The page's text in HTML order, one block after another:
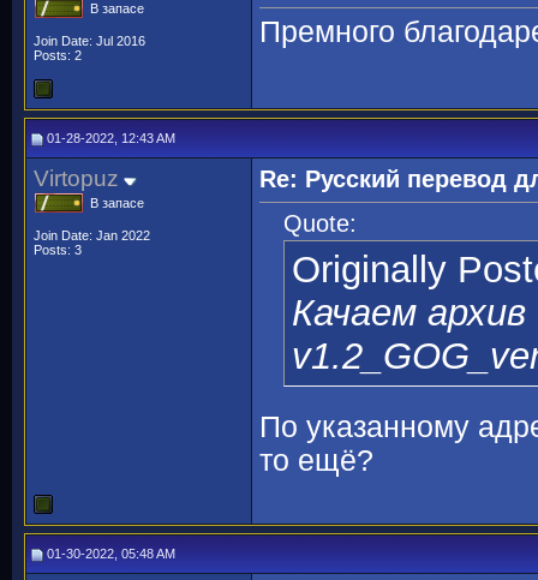
В запасе
Join Date: Jul 2016
Posts: 2
Премного
01-28-2022, 12:43 AM
Virtopuz
В запасе
Join Date: Jan 2022
Posts: 3
Re: Русский перевод
Quote:
Originally
Качаем
По указанному
то ещё?
01-30-2022, 05:48 AM